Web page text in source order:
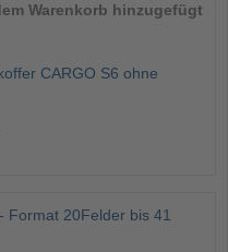
Warenkorb hinzugefügt
CARGO S6 ohne
Format 20Felder bis 41